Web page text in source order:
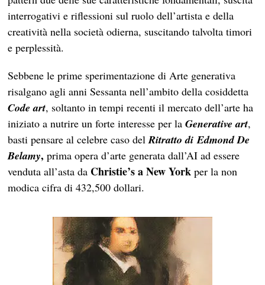
interrogativi e riflessioni sul ruolo dell’artista e della
creatività nella società odierna, suscitando talvolta timori
e perplessità.
Sebbene le prime sperimentazione di Arte generativa
risalgano agli anni Sessanta nell’ambito della cosiddetta
Code art, soltanto in tempi recenti il mercato dell’arte ha
iniziato a nutrire un forte interesse per laGenerative art,
basti pensare al celebre caso delRitratto di Edmond De
Belamy, prima opera d’arte generata dall’AI ad essere
venduta all’asta da Christie’s a New York per la non
modica cifra di 432,500 dollari.